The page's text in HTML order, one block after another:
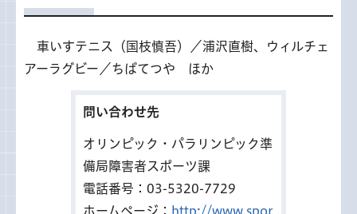
車いすテニス（国枝慎吾）／浦沢直樹、ウィルチェ
アーラグビー／ちばてつや ほか
問い合わせ先
オリンピック・パラリンピック準
備局障害者スポーツ課
電話番号：03-5320-7729
ホームページ：
http://www.spor